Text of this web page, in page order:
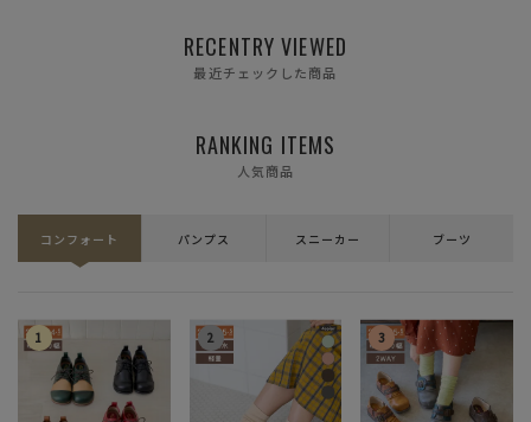
RECENTRY VIEWED
最近チェックした商品
RANKING ITEMS
人気商品
コンフォート パンプス スニーカー ブーツ